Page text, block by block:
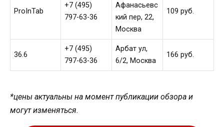
ProInTab
+7 (495)
797-63-36
Афанасьевс
кий пер, 22,
Москва
109 руб.
36.6
+7 (495)
797-63-36
Арбат ул,
6/2, Москва
166 руб.
*цены актуальны на момент публикации обзора и
могут изменяться.